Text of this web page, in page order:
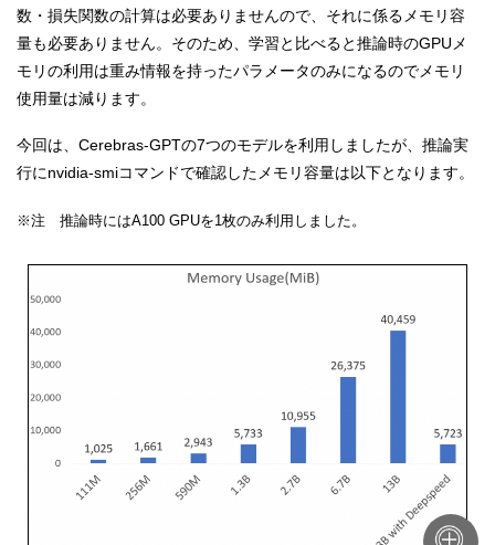
数・損失関数の計算は必要ありませんので、それに係るメモリ容
量も必要ありません。そのため、学習と比べると推論時のGPUメ
モリの利用は重み情報を持ったパラメータのみになるのでメモリ
使用量は減ります。
今回は、Cerebras-GPTの7つのモデルを利用しましたが、推論実
行にnvidia-smiコマンドで確認したメモリ容量は以下となります。
※注 推論時にはA100 GPUを1枚のみ利用しました。